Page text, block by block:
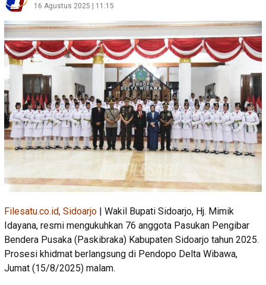
16 Agustus 2025 | 11:15
Filesatu.co.id, Sidoarjo | Wakil Bupati Sidoarjo, Hj. Mimik
Idayana, resmi mengukuhkan 76 anggota Pasukan Pengibar
Bendera Pusaka (Paskibraka) Kabupaten Sidoarjo tahun 2025.
Prosesi khidmat berlangsung di Pendopo Delta Wibawa,
Jumat (15/8/2025) malam.